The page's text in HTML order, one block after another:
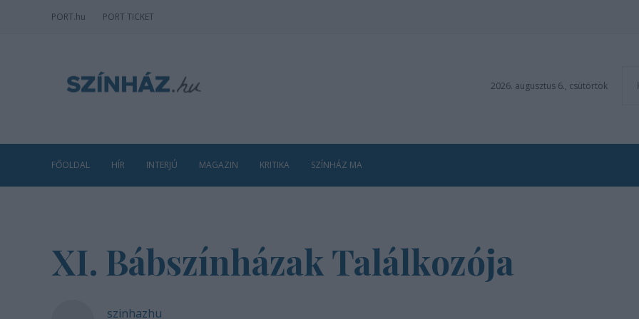
PORT.hu PORT TICKET
2026. augusztus 6., csütörtök
FŐOLDAL HÍR INTERJÚ MAGAZIN KRITIKA SZÍNHÁZ MA
XI. Bábszínházak Találkozója
szinhazhu